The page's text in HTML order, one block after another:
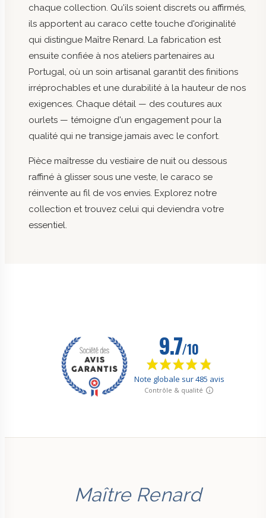
chaque collection. Qu'ils soient discrets ou affirmés,
ils apportent au caraco cette touche d'originalité
qui distingue Maître Renard. La fabrication est
ensuite confiée à nos ateliers partenaires au
Portugal, où un soin artisanal garantit des finitions
irréprochables et une durabilité à la hauteur de nos
exigences. Chaque détail — des coutures aux
ourlets — témoigne d'un engagement pour la
qualité qui ne transige jamais avec le confort.
Pièce maîtresse du vestiaire de nuit ou dessous
raffiné à glisser sous une veste, le caraco se
réinvente au fil de vos envies. Explorez notre
collection et trouvez celui qui deviendra votre
essentiel.
Maître Renard